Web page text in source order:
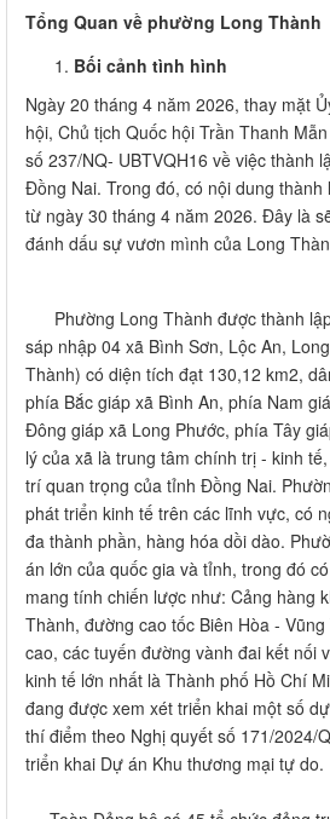
Tổng Quan về phường Long Thành
Bối cảnh tình hình
Ngày 20 tháng 4 năm 2026, thay mặt
hội, Chủ tịch Quốc hội Trần Thanh
số 237/NQ- UBTVQH16 về việc thành
Đồng Nai. Trong đó, có nội dung
từ ngày 30 tháng 4 năm 2026. Đây là
đánh dấu sự vươn mình của Long
Phường Long Thành được thành
sáp nhập 04 xã Bình Sơn, Lộc An,
Thành) có diện tích đạt 130,12 km2,
phía Bắc giáp xã Bình An, phía Nam
Đông giáp xã Long Phước, phía Tây
lý của xã là trung tâm chính trị - kinh
trí quan trọng của tỉnh Đồng Nai.
phát triển kinh tế trên các lĩnh vực, có
đa thành phần, hàng hóa dồi dào.
án lớn của quốc gia và tỉnh, trong đó
mang tính chiến lược như: Cảng hàng
Thành, đường cao tốc Biên Hòa -
cao, các tuyến đường vành đai kết nối
kinh tế lớn nhất là Thành phố Hồ Chí
đang được xem xét triển khai một số
thí điểm theo Nghị quyết số 171/2024/
triển khai Dự án Khu thương mại tự do.